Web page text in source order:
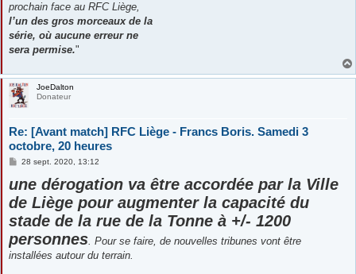
prochain face au RFC Liège,
l’un des gros morceaux de la
série, où aucune erreur ne
sera permise."
JoeDalton
Donateur
Re: [Avant match] RFC Liège - Francs Boris. Samedi 3
octobre, 20 heures
M
s
s
a
g
e
28 sept. 2020, 13:12
une dérogation va être accordée par la Ville
de Liège pour augmenter la capacité du
stade de la rue de la Tonne à +/- 1200
personnes . Pour se faire, de nouvelles tribunes vont être
installées autour du terrain.